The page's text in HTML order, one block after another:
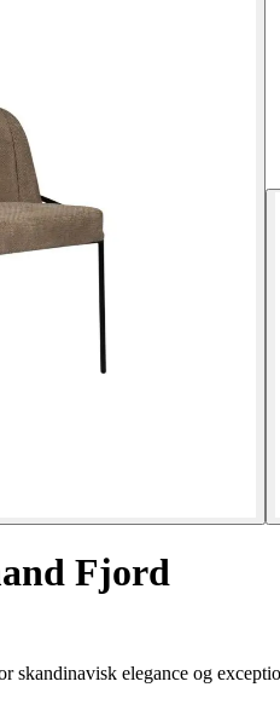
Fjord
skandinavisk elegance og